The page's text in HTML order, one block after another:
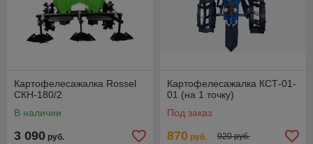
Картофелесажалка Rossel
СКН-180/2
В наличии
3 090 руб.
Картофелесажалка КСТ-01-
01 (на 1 точку)
Под заказ
870 руб. 920 руб.